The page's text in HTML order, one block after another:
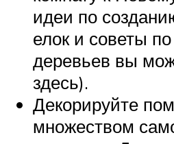
идеи по
елок и советы
деревьев вы
здесь).
Декорируйте
множеством